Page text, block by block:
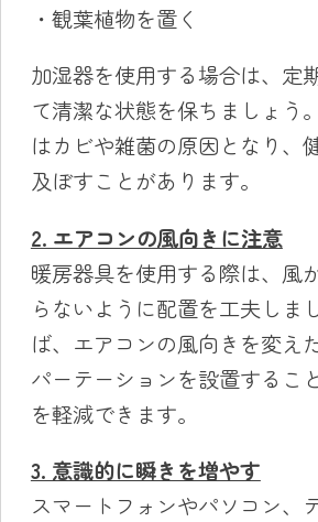
・観葉植物を置く
加湿器を使用する場合は、定
て清潔な状態を保ちましょう
はカビや雑菌の原因となり、
及ぼすことがあります。
2. エアコンの風向きに注意
暖房器具を使用する際は、風
らないように配置を工夫しま
ば、エアコンの風向きを変え
パーテーションを設置するこ
を軽減できます。
3. 意識的に瞬きを増やす
スマートフォンやパソコン、